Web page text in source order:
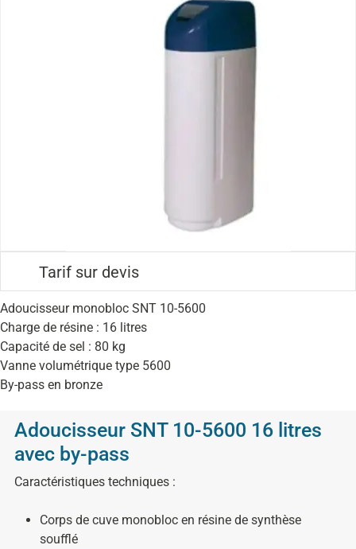
Tarif sur devis
Adoucisseur monobloc SNT 10-5600
Charge de résine : 16 litres
Capacité de sel : 80 kg
Vanne volumétrique type 5600
By-pass en bronze
Adoucisseur SNT 10-5600 16 litres
avec by-pass
Caractéristiques techniques :
Corps de cuve monobloc en résine de synthèse
soufflé